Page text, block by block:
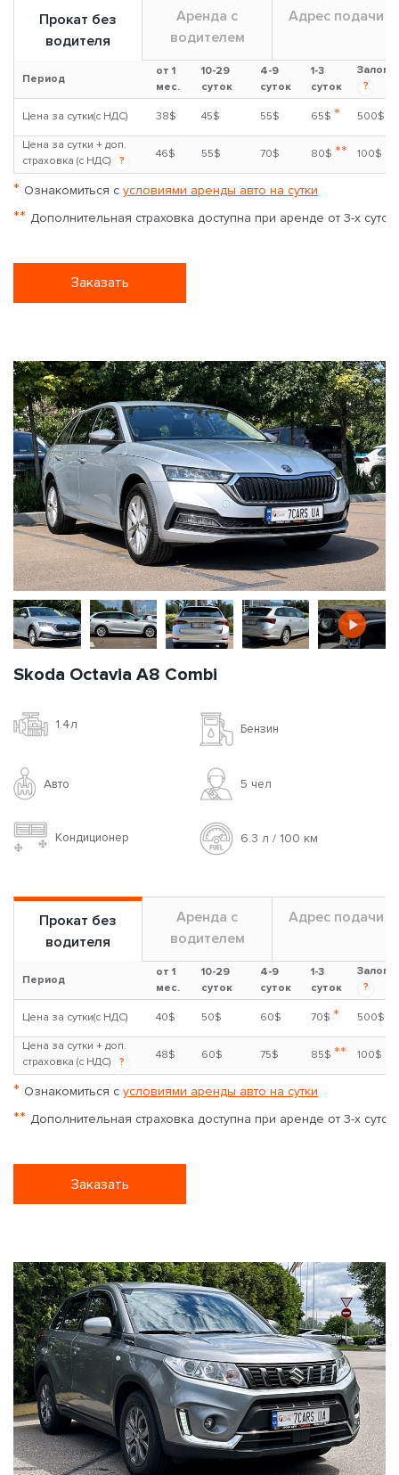
Прокат без
водителя
Аренда с
водителем
Адрес подачи
Период
от 1
мес.
10-29
суток
4-9
суток
1-3
суток
Залог
?
Цена за сутки(с НДС) 38$ 45$ 55$ 65$ * 500$
Цена за сутки + доп.
страховка (с НДС)
?
46$ 55$ 70$ 80$ ** 100$
* Ознакомиться с условиями аренды авто на сутки
** Дополнительная страховка доступна при аренде от 3-х суток
Заказать
Skoda Octavia A8 Combi
1.4л Бензин
Авто 5 чел
Кондиционер 6.3 л / 100 км
Прокат без
водителя
Аренда с
водителем
Адрес подачи
Период
от 1
мес.
10-29
суток
4-9
суток
1-3
суток
Залог
?
Цена за сутки(с НДС) 40$ 50$ 60$ 70$ * 500$
Цена за сутки + доп.
страховка (с НДС)
?
48$ 60$ 75$ 85$ ** 100$
* Ознакомиться с условиями аренды авто на сутки
** Дополнительная страховка доступна при аренде от 3-х суток
Заказать